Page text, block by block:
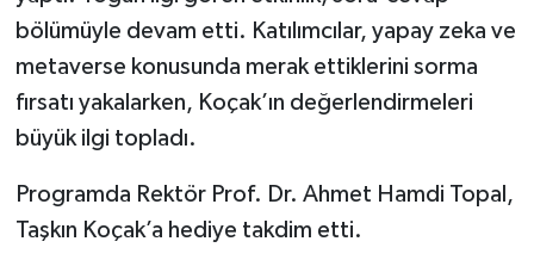
bölümüyle devam etti. Katılımcılar, yapay zeka ve
metaverse konusunda merak ettiklerini sorma
fırsatı yakalarken, Koçak’ın değerlendirmeleri
büyük ilgi topladı.
Programda Rektör Prof. Dr. Ahmet Hamdi Topal,
Taşkın Koçak’a hediye takdim etti.